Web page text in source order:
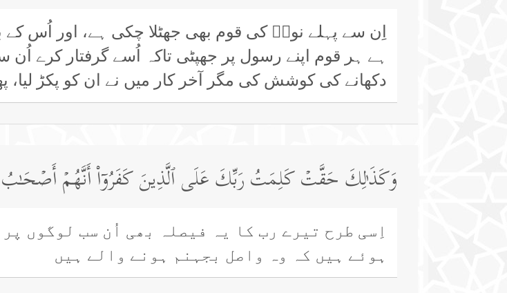
اِن سے پہلے نوحؑ کی قوم بھی جھٹلا چکی ہے، اور اُس کے
ہے ہر قوم اپنے رسول پر جھپٹی تاکہ اُسے گرفتار کرے
دکھانے کی کوشش کی مگر آخر کار میں نے ان کو پکڑ
وَكَذَ ٰ⁠لِكَ حَقَّتۡ كَلِمَتُ رَبِّكَ عَلَى ٱلَّذِینَ كَفَرُوۤا۟ أَنَّهُمۡ أَصۡحَـٰبُ
اِسی طرح تیرے رب کا یہ فیصلہ بھی اُن سب لوگوں
ہوئے ہیں کہ وہ واصل بجہنم ہونے والے ہیں